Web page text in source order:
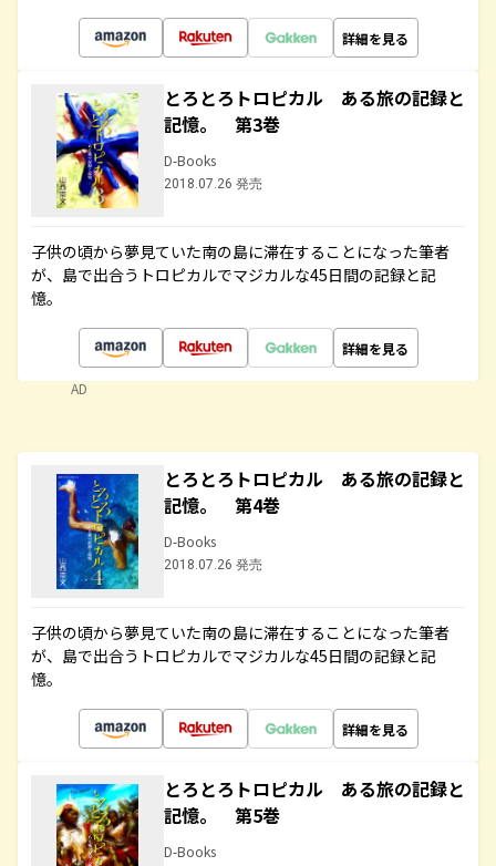
詳細を見る
とろとろトロピカル ある旅の記録と
記憶。 第3巻
D-Books
2018.07.26 発売
子供の頃から夢見ていた南の島に滞在することになった筆者
が、島で出合うトロピカルでマジカルな45日間の記録と記
憶。
詳細を見る
AD
とろとろトロピカル ある旅の記録と
記憶。 第4巻
D-Books
2018.07.26 発売
子供の頃から夢見ていた南の島に滞在することになった筆者
が、島で出合うトロピカルでマジカルな45日間の記録と記
憶。
詳細を見る
とろとろトロピカル ある旅の記録と
記憶。 第5巻
D-Books